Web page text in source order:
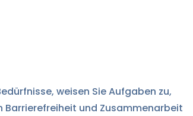
weisen Sie Aufgaben zu,
Barrierefreiheit und Zusammenarbeit